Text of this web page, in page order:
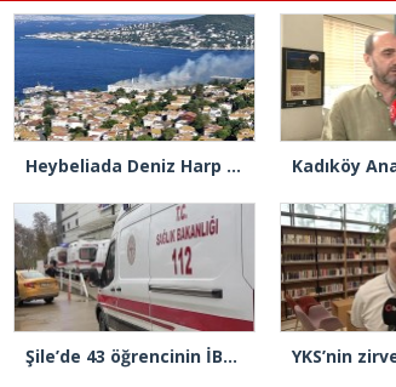
Heybeliada Deniz Harp Okulu’nda çıkan yangın söndürüldü
Şile’de 43 öğrencinin İBB’nin dağıttığı kumanyadan zehirlendiği iddiasıyla 4 şüpheliye 10 yıla kadar hapis talebi